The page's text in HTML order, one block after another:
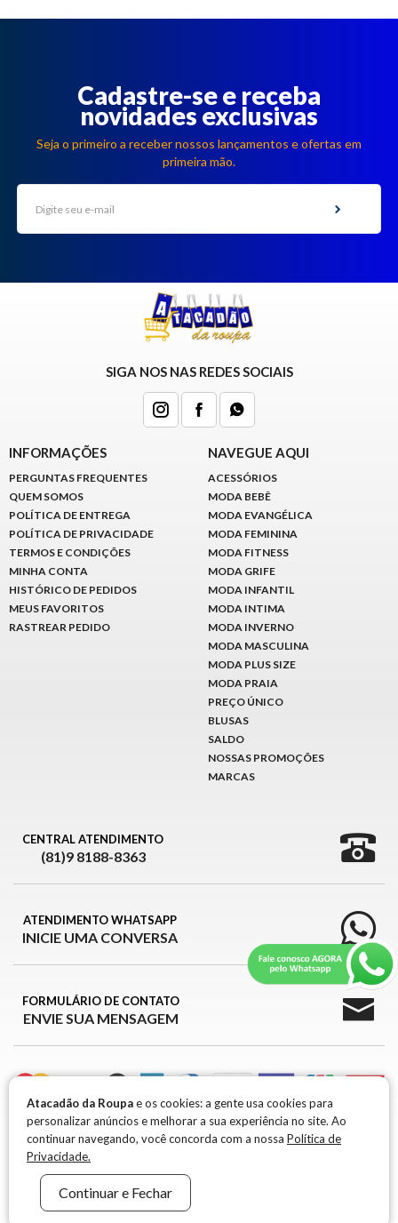
Cadastre-se e receba
novidades exclusivas
Seja o primeiro a receber nossos lançamentos e ofertas em
primeira mão.
SIGA NOS NAS REDES SOCIAIS
INFORMAÇÕES
PERGUNTAS FREQUENTES
QUEM SOMOS
POLÍTICA DE ENTREGA
POLÍTICA DE PRIVACIDADE
TERMOS E CONDIÇÕES
MINHA CONTA
HISTÓRICO DE PEDIDOS
MEUS FAVORITOS
RASTREAR PEDIDO
NAVEGUE AQUI
ACESSÓRIOS
MODA BEBÊ
MODA EVANGÉLICA
MODA FEMININA
MODA FITNESS
MODA GRIFE
MODA INFANTIL
MODA INTIMA
MODA INVERNO
MODA MASCULINA
MODA PLUS SIZE
MODA PRAIA
PREÇO ÚNICO
BLUSAS
SALDO
NOSSAS PROMOÇÕES
MARCAS
CENTRAL ATENDIMENTO
(81)9 8188-8363
ATENDIMENTO WHATSAPP
INICIE UMA CONVERSA
FORMULÁRIO DE CONTATO
ENVIE SUA MENSAGEM
ATACADÃO DA ROUPA © 2026
ATACADÃO DA ROUPA © 2026 -CNPJ 39.426.709/0001-99 / IE: 0917651-96
FRANCISCA RAMOS, 301 1° ANDAR, B. BELA VISTA - SANTA CRUZ DO CAPIBARIBE -
Atacadão da Roupae os cookies: a gente usa cookies para
personalizar anúncios e melhorar a sua experiência no site. Ao
continuar navegando, você concorda com a nossa Política de
Privacidade.
Continuar e Fechar